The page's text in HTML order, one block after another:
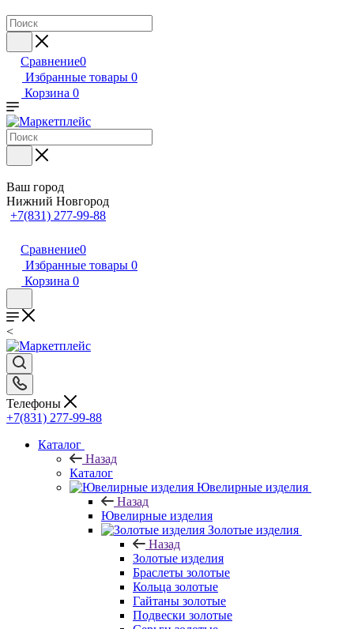
Сравнение0
Избранные товары 0
Корзина 0
Ваш город
Нижний Новгород
+7(831) 277-99-88
Сравнение0
Избранные товары 0
Корзина 0
<
Телефоны
+7(831) 277-99-88
Каталог
Назад
Каталог
Ювелирные изделия
Назад
Ювелирные изделия
Золотые изделия
Назад
Золотые изделия
Браслеты золотые
Кольца золотые
Гайтаны золотые
Подвески золотые